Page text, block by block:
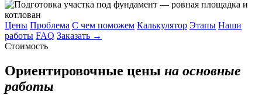
Цены Проблема С чем поможем Калькулятор Этапы Наши
работы FAQ Заказать →
Стоимость
Ориентировочные цены на основные
работы